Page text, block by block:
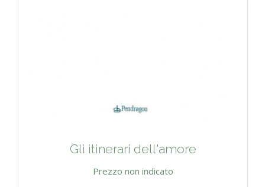
Gli itinerari dell'amore
Prezzo non indicato